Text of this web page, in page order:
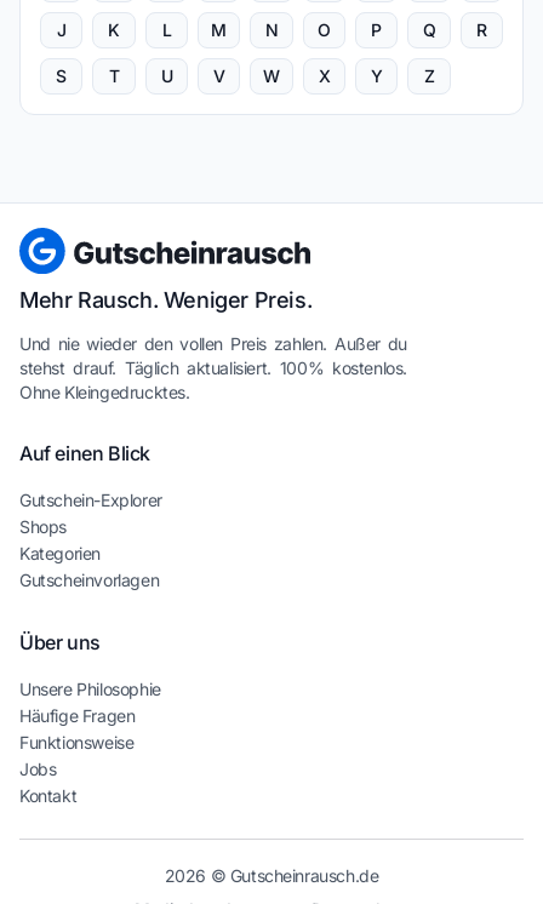
J K L M N O P Q R
S T U V W X Y Z
Mehr Rausch. Weniger Preis.
Und nie wieder den vollen Preis zahlen. Außer du
stehst drauf. Täglich aktualisiert. 100% kostenlos.
Ohne Kleingedrucktes.
Auf einen Blick
Gutschein-Explorer
Shops
Kategorien
Gutscheinvorlagen
Über uns
Unsere Philosophie
Häufige Fragen
Funktionsweise
Jobs
Kontakt
2026 © Gutscheinrausch.de